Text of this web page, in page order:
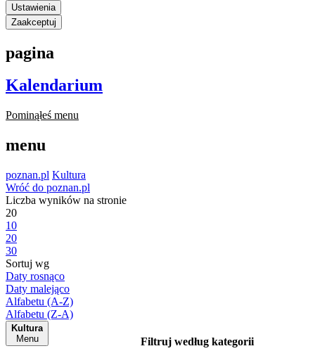
Ustawienia
Zaakceptuj
pagina
Kalendarium
Pominąłeś menu
menu
poznan.pl Kultura
Wróć do poznan.pl
Liczba wyników na stronie
20
10
20
30
Sortuj wg
Daty rosnąco
Daty malejąco
Alfabetu (A-Z)
Alfabetu (Z-A)
Kultura
Menu
Filtruj według kategorii